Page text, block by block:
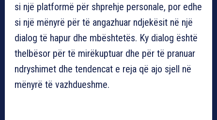
si një platformë për shprehje personale, por edhe
si një mënyrë për të angazhuar ndjekësit në një
dialog të hapur dhe mbështetës. Ky dialog është
thelbësor për të mirëkuptuar dhe për të pranuar
ndryshimet dhe tendencat e reja që ajo sjell në
mënyrë të vazhdueshme.